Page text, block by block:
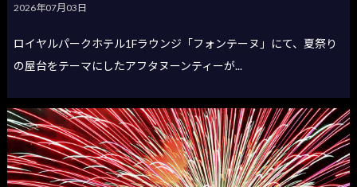
2026年07月03日
ロイヤルパークホテル1Fラウンジ「フォンテーヌ」にて、夏祭り
の屋台をテーマにしたアフタヌーンティーが...